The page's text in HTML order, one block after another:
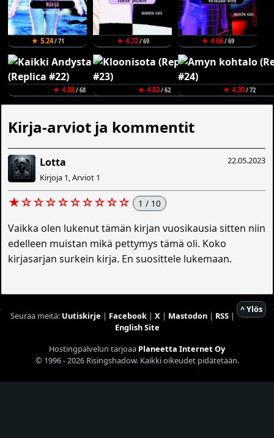
★ 5.24/ 71 ★ 4.72/ 69 ★ 4.66/ 69
★ 4.88/ 68 ★ 4.82/ 62 ★ 4.30/ 72
Kirja-arviot ja kommentit
22.05.2023
Lotta
Kirjoja 1, Arviot 1
★☆☆☆☆☆☆☆☆☆ 1 / 10
Vaikka olen lukenut tämän kirjan vuosikausia sitten niin
edelleen muistan mikä pettymys tämä oli. Koko
kirjasarjan surkein kirja. En suosittele lukemaan.
^ Ylös
Seuraa meitä: Uutiskirje | Facebook| X| Mastodon| RSS|
English Site
Hostingpalvelun tarjoaa Planeetta Internet Oy
© 1996 - 2026 Risingshadow. Kaikki oikeudet pidätetään.